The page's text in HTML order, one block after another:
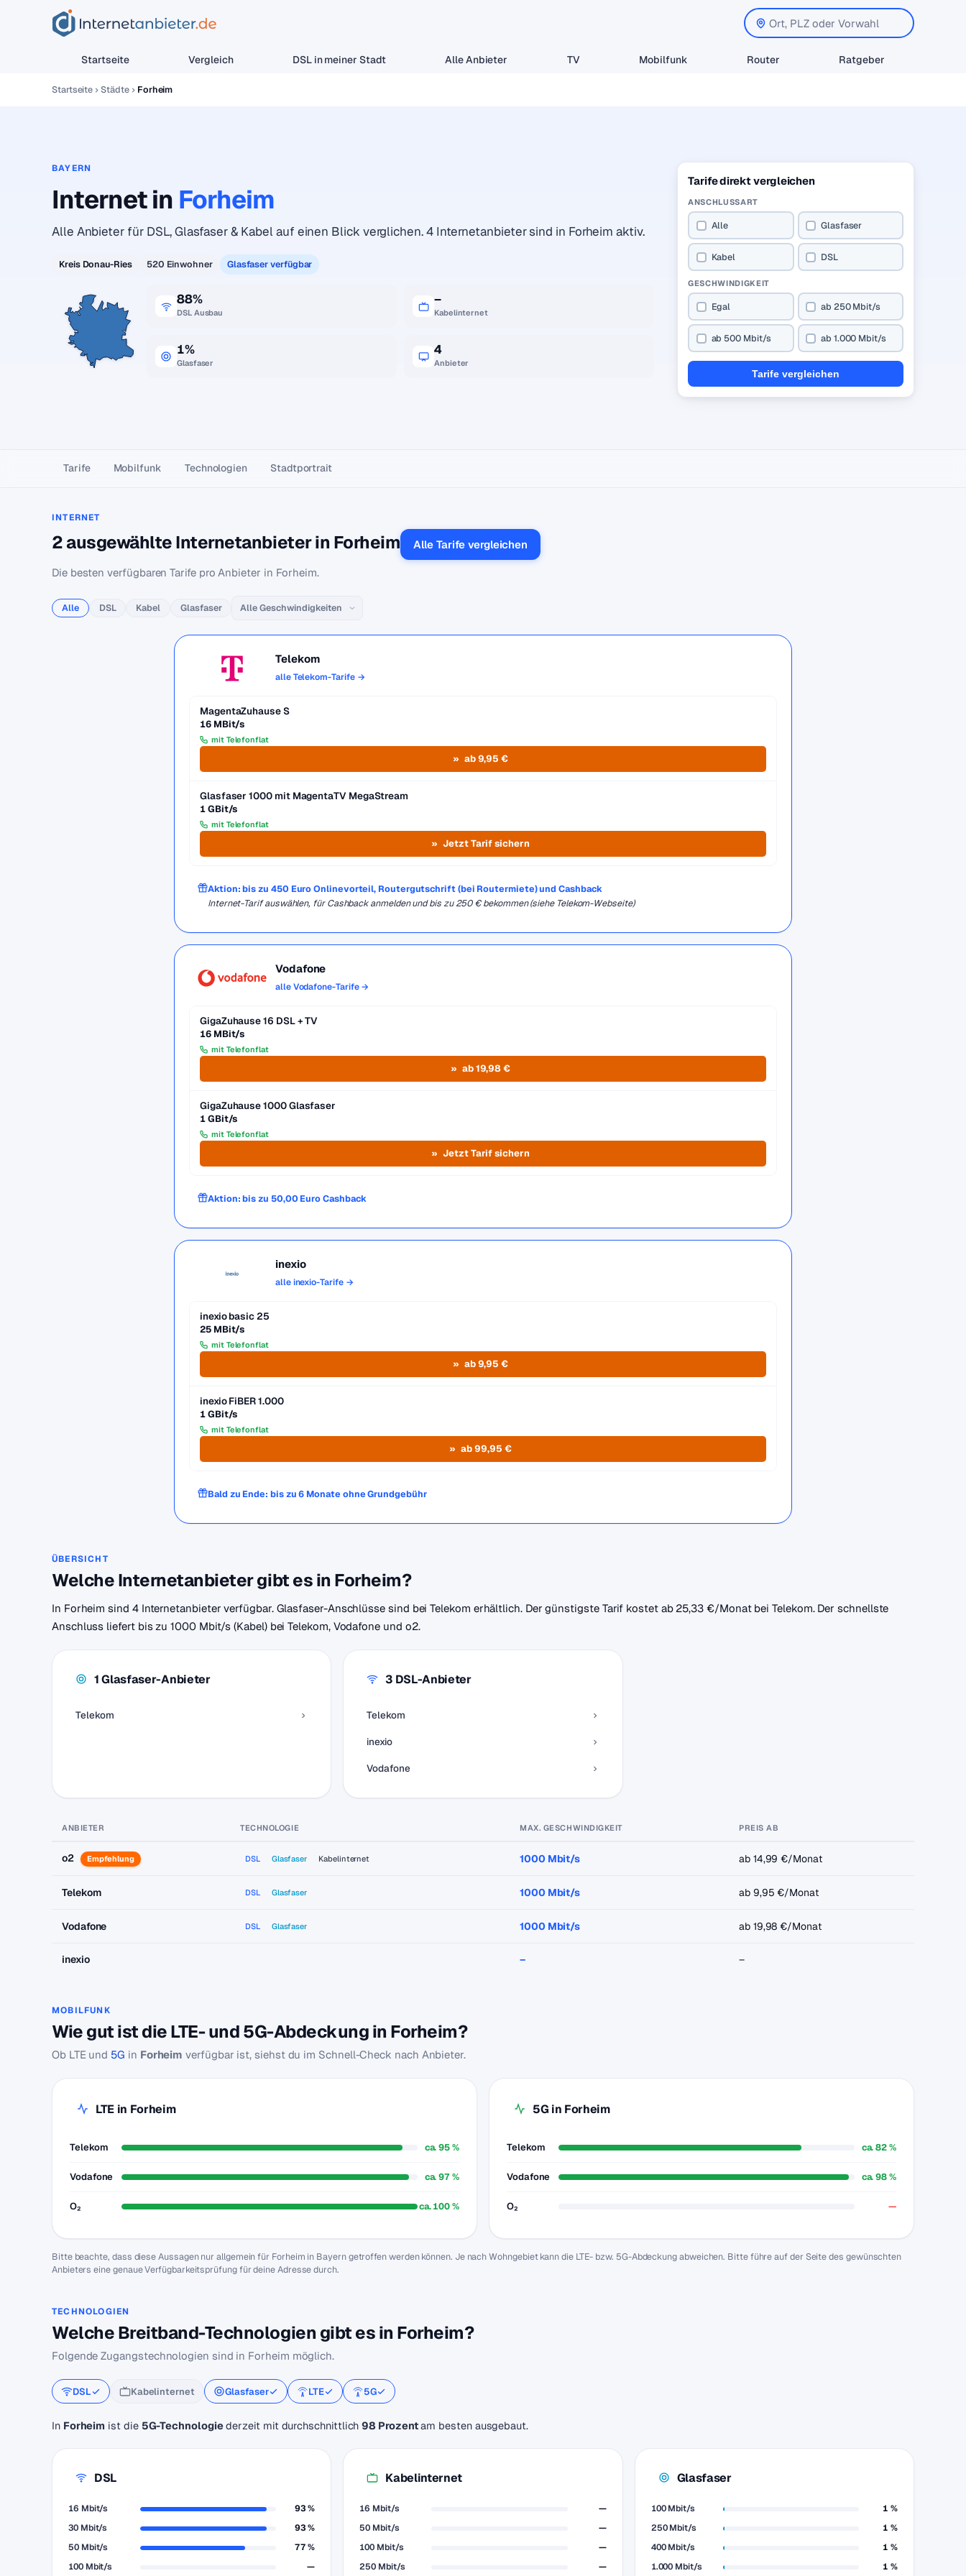
Startseite Vergleich DSL in meiner Stadt Alle Anbieter TV Mobilfunk Router Ratgeber
Startseite Städte Forheim
BAYERN
Internet in Forheim
Alle Anbieter für DSL, Glasfaser & Kabel auf einen Blick verglichen. 4 Internetanbieter sind in Forheim aktiv.
Kreis Donau-Ries 520 Einwohner Glasfaser verfügbar
88%
DSL Ausbau
–
Kabelinternet
1%
Glasfaser
4
Anbieter
Tarife direkt vergleichen
ANSCHLUSSART
Alle Glasfaser
Kabel DSL
GESCHWINDIGKEIT
Egal ab 250 Mbit/s
ab 500 Mbit/s ab 1.000 Mbit/s
Tarife vergleichen
Tarife Mobilfunk Technologien Stadtportrait
INTERNET
2 ausgewählte Internetanbieter in Forheim Alle Tarife vergleichen
Die besten verfügbaren Tarife pro Anbieter in Forheim.
Alle DSL Kabel Glasfaser
Telekom
alle Telekom-Tarife →
MagentaZuhause S
16 MBit/s
mit Telefonflat
ab 9,95 €
Glasfaser 1000 mit MagentaTV MegaStream
1 GBit/s
mit Telefonflat
Jetzt Tarif sichern
Aktion: bis zu 450 Euro Onlinevorteil, Routergutschrift (bei Routermiete) und Cashback
Internet-Tarif auswählen, für Cashback anmelden und bis zu 250 € bekommen (siehe Telekom-Webseite)
Vodafone
alle Vodafone-Tarife →
GigaZuhause 16 DSL + TV
16 MBit/s
mit Telefonflat
ab 19,98 €
GigaZuhause 1000 Glasfaser
1 GBit/s
mit Telefonflat
Jetzt Tarif sichern
Aktion: bis zu 50,00 Euro Cashback
inexio
alle inexio-Tarife →
inexio basic 25
25 MBit/s
mit Telefonflat
ab 9,95 €
inexio FiBER 1.000
1 GBit/s
mit Telefonflat
ab 99,95 €
Bald zu Ende: bis zu 6 Monate ohne Grundgebühr
ÜBERSICHT
Welche Internetanbieter gibt es in Forheim?
In Forheim sind 4 Internetanbieter verfügbar. Glasfaser-Anschlüsse sind bei Telekom erhältlich. Der günstigste Tarif kostet ab 25,33 €/Monat bei Telekom. Der schnellste
Anschluss liefert bis zu 1000 Mbit/s (Kabel) bei Telekom, Vodafone und o2.
1 Glasfaser-Anbieter
Telekom
3 DSL-Anbieter
Telekom
inexio
Vodafone
ANBIETER TECHNOLOGIE MAX. GESCHWINDIGKEIT PREIS AB
o2 Empfehlung DSL Glasfaser Kabelinternet 1000 Mbit/s ab 14,99 €/Monat
Telekom DSL Glasfaser 1000 Mbit/s ab 9,95 €/Monat
Vodafone DSL Glasfaser 1000 Mbit/s ab 19,98 €/Monat
inexio – –
MOBILFUNK
Wie gut ist die LTE- und 5G-Abdeckung in Forheim?
Ob LTE und 5G in Forheim verfügbar ist, siehst du im Schnell-Check nach Anbieter.
LTE in Forheim
Telekom ca. 95 %
Vodafone ca. 97 %
O₂ ca. 100 %
5G in Forheim
Telekom ca. 82 %
Vodafone ca. 98 %
O₂ —
Bitte beachte, dass diese Aussagen nur allgemein für Forheim in Bayern getroffen werden können. Je nach Wohngebiet kann die LTE- bzw. 5G-Abdeckung abweichen. Bitte führe auf der Seite des gewünschten
Anbieters eine genaue Verfügbarkeitsprüfung für deine Adresse durch.
TECHNOLOGIEN
Welche Breitband-Technologien gibt es in Forheim?
Folgende Zugangstechnologien sind in Forheim möglich.
DSL Kabelinternet Glasfaser LTE 5G
In Forheim ist die 5G-Technologiederzeit mit durchschnittlich98 Prozentam besten ausgebaut.
DSL
16 Mbit/s
93 %
30 Mbit/s
93 %
50 Mbit/s
77 %
100 Mbit/s
—
Kabelinternet
16 Mbit/s
—
50 Mbit/s
—
100 Mbit/s
—
250 Mbit/s
—
Glasfaser
100 Mbit/s
1 %
250 Mbit/s
1 %
400 Mbit/s
1 %
1.000 Mbit/s
1 %